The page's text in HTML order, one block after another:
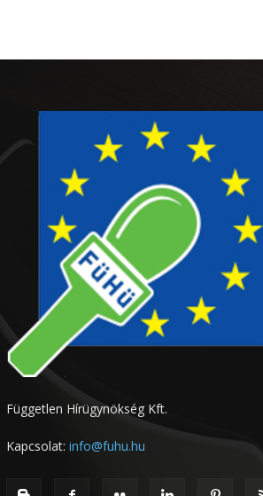
Független Hírügynökség Kft.
Kapcsolat: info@fuhu.hu